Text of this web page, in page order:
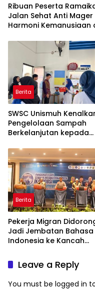
Ribuan Peserta
Jalan Sehat Anti Mager
Harmoni Kemanusiaan
Berita
SWSC Unismuh
Pengelolaan Sampah
Berkelanjutan kepada
Visit
Berita
Pekerja Migran
Jadi Jembatan Bahasa
Indonesia ke Kancah
Leave a Reply
You must be logged in